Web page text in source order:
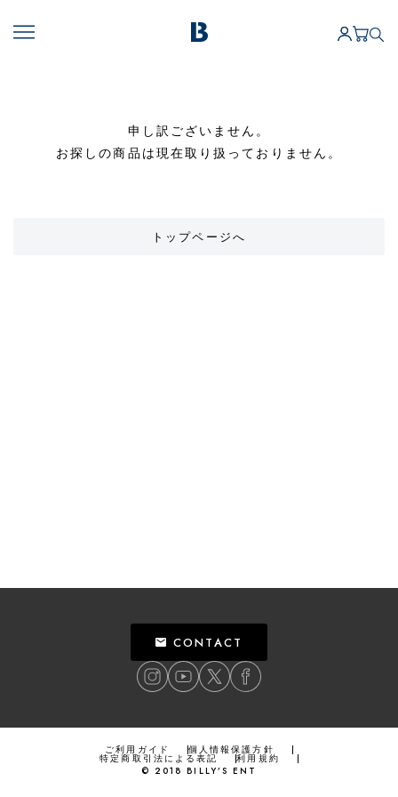
申し訳ございません。
お探しの商品は現在取り扱っておりません。
トップページへ
CONTACT
ご利用ガイド 個人情報保護方針
特定商取引法による表記
利用規約
© 2018 BILLY’S ENT